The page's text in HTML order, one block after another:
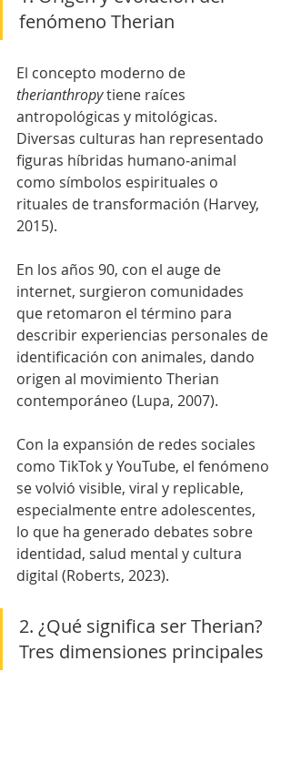
fenómeno Therian
El concepto moderno de
therianthropy tiene raíces
antropológicas y mitológicas.
Diversas culturas han representado
figuras híbridas humano‑animal
como símbolos espirituales o
rituales de transformación (Harvey,
2015).
En los años 90, con el auge de
internet, surgieron comunidades
que retomaron el término para
describir experiencias personales de
identificación con animales, dando
origen al movimiento Therian
contemporáneo (Lupa, 2007).
Con la expansión de redes sociales
como TikTok y YouTube, el fenómeno
se volvió visible, viral y replicable,
especialmente entre adolescentes,
lo que ha generado debates sobre
identidad, salud mental y cultura
digital (Roberts, 2023).
2. ¿Qué significa ser Therian?
Tres dimensiones principales